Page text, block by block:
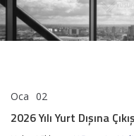
Oca 02
Yurt
2026 Yılı Yurt Dışına